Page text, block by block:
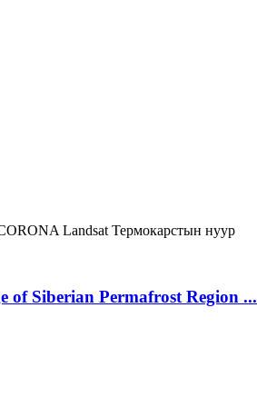
Landsat Термокарстын нуур
of Siberian Permafrost Region ...